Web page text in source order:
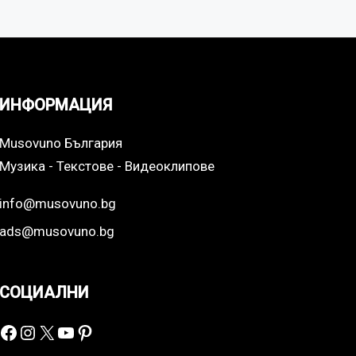
ИНФОРМАЦИЯ
Musovuno България
Музика - Текстове - Видеоклипове
info@musovuno.bg
ads@musovuno.bg
СОЦИАЛНИ
Facebook
Instagram
X YouTube
Pinterest